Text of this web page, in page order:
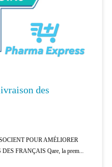
des
POUR AMÉLIORER
FRANÇAIS Qare, la prem...